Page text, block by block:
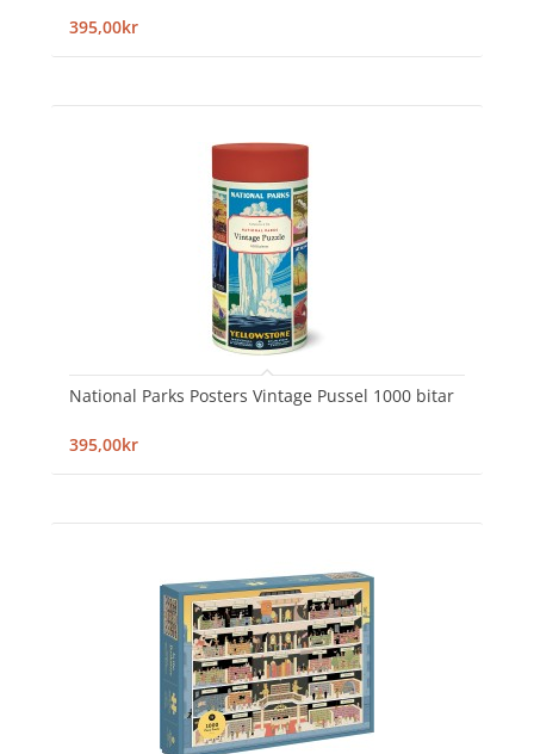
395,00kr
National Parks Posters Vintage Pussel 1000 bitar
395,00kr